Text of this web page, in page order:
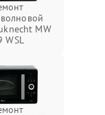
MW
WSL